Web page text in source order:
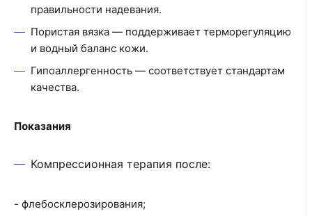
правильности надевания.
Пористая вязка — поддерживает терморегуляцию
и водный баланс кожи.
Гипоаллергенность — соответствует стандартам
качества.
Показания
Компрессионная терапия после:
- флебосклерозирования;